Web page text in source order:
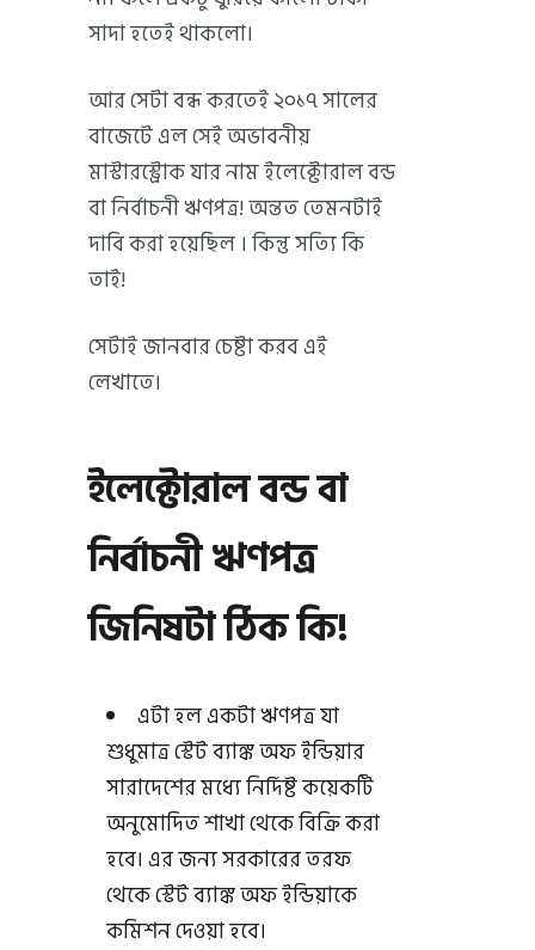
সাদা হতেই থাকলো।
আর সেটা বন্ধ করতেই ২০১৭ সালের
বাজেটে এল সেই অভাবনীয়
মাস্টারস্ট্রোক যার নাম ইলেক্টোরাল বন্ড
বা নির্বাচনী ঋণপত্র! অন্তত তেমনটাই
দাবি করা হয়েছিল । কিন্তু সত্যি কি
তাই!
সেটাই জানবার চেষ্টা করব এই
লেখাতে।
ইলেক্টোরাল বন্ড বা
নির্বাচনী ঋণপত্র
জিনিষটা ঠিক কি!
এটা হল একটা ঋণপত্র যা
শুধুমাত্র স্টেট ব্যাঙ্ক অফ ইন্ডিয়ার
সারাদেশের মধ্যে নির্দিষ্ট কয়েকটি
অনুমোদিত শাখা থেকে বিক্রি করা
হবে। এর জন্য সরকারের তরফ
থেকে স্টেট ব্যাঙ্ক অফ ইন্ডিয়াকে
কমিশন দেওয়া হবে।